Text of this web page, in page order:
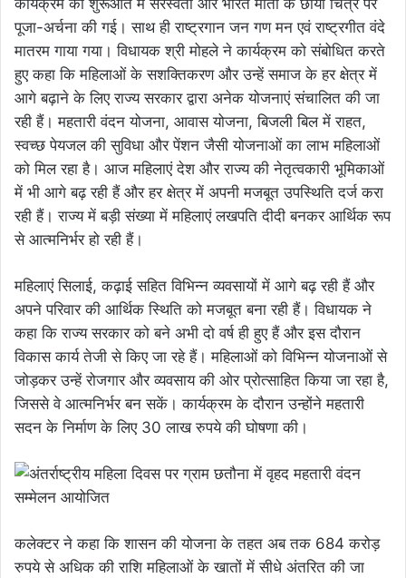
कार्यक्रम की शुरूआत में सरस्वती और भारत माता के छाया चित्र पर
पूजा-अर्चना की गई। साथ ही राष्ट्रगान जन गण मन एवं राष्ट्रगीत वंदे
मातरम गाया गया। विधायक श्री मोहले ने कार्यक्रम को संबोधित करते
हुए कहा कि महिलाओं के सशक्तिकरण और उन्हें समाज के हर क्षेत्र में
आगे बढ़ाने के लिए राज्य सरकार द्वारा अनेक योजनाएं संचालित की जा
रही हैं। महतारी वंदन योजना, आवास योजना, बिजली बिल में राहत,
स्वच्छ पेयजल की सुविधा और पेंशन जैसी योजनाओं का लाभ महिलाओं
को मिल रहा है। आज महिलाएं देश और राज्य की नेतृत्वकारी भूमिकाओं
में भी आगे बढ़ रही हैं और हर क्षेत्र में अपनी मजबूत उपस्थिति दर्ज करा
रही हैं। राज्य में बड़ी संख्या में महिलाएं लखपति दीदी बनकर आर्थिक रूप
से आत्मनिर्भर हो रही हैं।
महिलाएं सिलाई, कढ़ाई सहित विभिन्न व्यवसायों में आगे बढ़ रही हैं और
अपने परिवार की आर्थिक स्थिति को मजबूत बना रही हैं। विधायक ने
कहा कि राज्य सरकार को बने अभी दो वर्ष ही हुए हैं और इस दौरान
विकास कार्य तेजी से किए जा रहे हैं। महिलाओं को विभिन्न योजनाओं से
जोड़कर उन्हें रोजगार और व्यवसाय की ओर प्रोत्साहित किया जा रहा है,
जिससे वे आत्मनिर्भर बन सकें। कार्यक्रम के दौरान उन्होंने महतारी
सदन के निर्माण के लिए 30 लाख रुपये की घोषणा की।
कलेक्टर ने कहा कि शासन की योजना के तहत अब तक 684 करोड़
रुपये से अधिक की राशि महिलाओं के खातों में सीधे अंतरित की जा